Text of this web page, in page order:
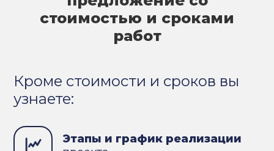
стоимостью и сроками
работ
Кроме стоимости и сроков вы
узнаете:
Этапы и график реализации